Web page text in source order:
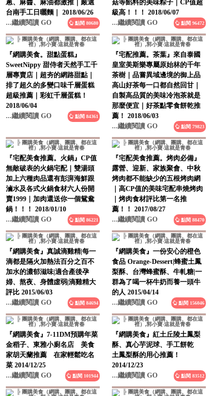
台南手工日曬麵｜ 2018/06/26
...繼續閱讀 GO
點閱 80680
級高！！！ 2018/06/07
...繼續閱讀 GO
點閱 96472
『網購美食。甜點蛋糕』
SweetNippy 甜侍者天然手工千
層專賣店｜超夯的網路甜點｜
排了超久的多變口味千層蛋糕
超級推薦｜彩虹千層蛋糕！
2018/06/04
...繼續閱讀 GO
點閱 84361
『宅配推薦。茶葉』來自泰國
皇室美斯樂專屬原始林的千年
茶樹｜品嘗異域邊境的御上品
高山好茶每一口都自然回甘｜
自製高品質的美味冷泡茶就是
那麼便宜｜好茶點零食餅乾推
薦！ 2018/06/03
...繼續閱讀 GO
點閱 79823
『宅配美食推薦。火鍋』CP值
無敵破表的火鍋宅配｜雙湯頭
加上六種肉品還有彭湃海鮮跟
滷水及各式火鍋食材六人份開
賣1999｜加肉還送你一個鴛鴦
鍋！！！ 2018/01/10
...繼續閱讀 GO
點閱 86221
『宅配美食推薦。烤肉必備』
露營、迎新、家族聚會、中秋
烤肉都不能缺少的五根烤肉網
｜高CP值的美味宅配串燒烤肉
｜烤肉食材評比第一名推
薦！！ 2017/08/27
...繼續閱讀 GO
點閱 88470
『網購美食』真誠滴雞精|每一
滴都是隔火加熱法百分之百不
加水的濃郁滋味|適合產後孕
婦、熬夜、身體虛弱|滴雞精大
評比 2015/06/03
...繼續閱讀 GO
點閱 84694
『網購美食』一份安心的橙色
食品 Orange-Dessert|蜂蜜土鳳
梨酥、台灣蜂蜜酥、牛軋糖|一
群為了喝一杯牛奶而養一頭牛
的人 2015/04/14
...繼續閱讀 GO
點閱 156046
『網購美食』7-11DM預購年菜
金稻子、東雅小廚名店 美食
家胡天蘭推薦 在家輕鬆吃名
菜 2014/12/25
...繼續閱讀 GO
點閱 101944
『網購美食』紅土丘陵土鳳梨
酥、真心芋泥球、手工餅乾
土鳳梨酥的用心推薦！
2014/12/23
...繼續閱讀 GO
點閱 83512